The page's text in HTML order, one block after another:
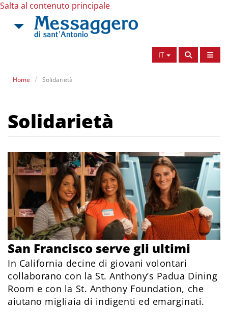
Salta al contenuto principale
IT
Home Solidarietà
Solidarietà
San Francisco serve gli ultimi
In California decine di giovani volontari
collaborano con la St. Anthony’s Padua Dining
Room e con la St. Anthony Foundation, che
aiutano migliaia di indigenti ed emarginati.